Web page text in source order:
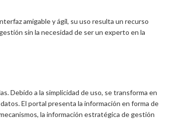
amigable y ágil, su uso resulta un recurso
sin la necesidad de ser un experto en la
Debido a la simplicidad de uso, se transforma en
El portal presenta la información en forma de
la información estratégica de gestión